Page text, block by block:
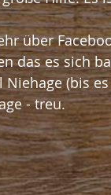
über
das es sich
(bis
- treu.